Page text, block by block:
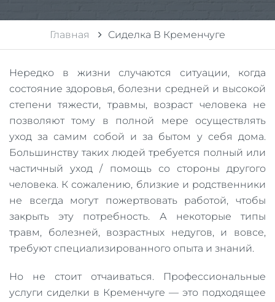
Главная Сиделка В Кременчуге
Нередко в жизни случаются ситуации, когда
состояние здоровья, болезни средней и высокой
степени тяжести, травмы, возраст человека не
позволяют тому в полной мере осуществлять
уход за самим собой и за бытом у себя дома.
Большинству таких людей требуется полный или
частичный уход / помощь со стороны другого
человека. К сожалению, близкие и родственники
не всегда могут пожертвовать работой, чтобы
закрыть эту потребность. А некоторые типы
травм, болезней, возрастных недугов, и вовсе,
требуют специализированного опыта и знаний.
Но не стоит отчаиваться. Профессиональные
услуги сиделки в Кременчуге — это подходящее